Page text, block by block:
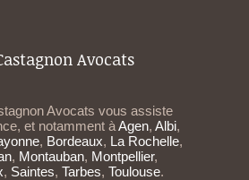
Avocats
Avocats vous assiste
et notamment àAgen, Albi,
, Bordeaux, La Rochelle,
, Montauban, Montpellier,
, Saintes, Tarbes, Toulouse.